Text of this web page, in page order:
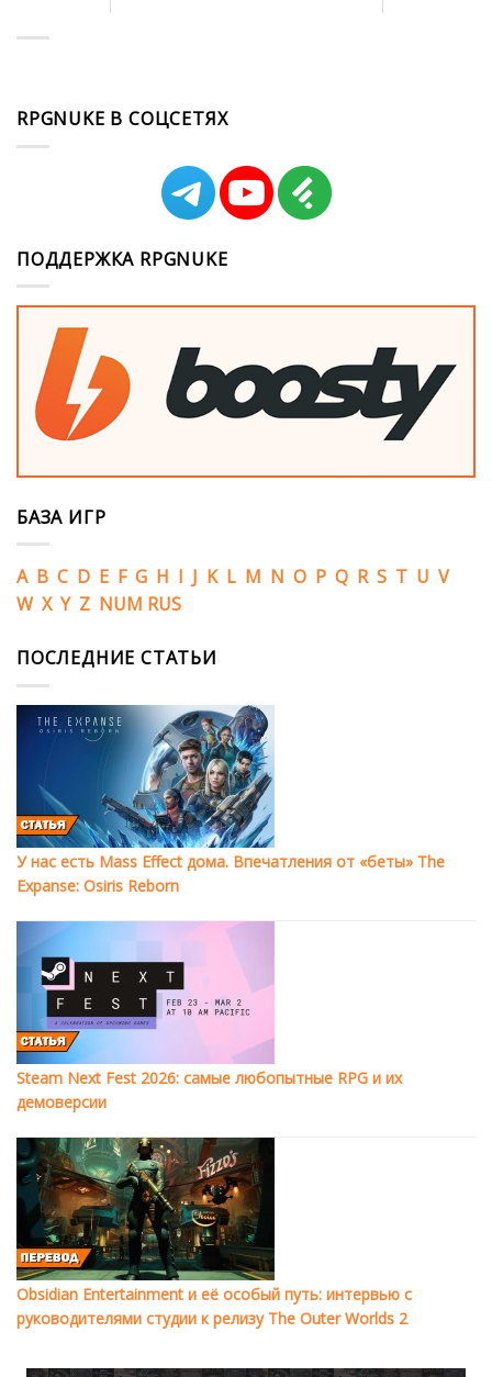
RPGNUKE В СОЦСЕТЯХ
ПОДДЕРЖКА RPGNUKE
БАЗА ИГР
A B C D E F G H I J K L M N O P Q R S T U V
W X Y Z NUM RUS
ПОСЛЕДНИЕ СТАТЬИ
У нас есть Mass Effect дома. Впечатления от «беты» The
Expanse: Osiris Reborn
Steam Next Fest 2026: самые любопытные RPG и их
демоверсии
Obsidian Entertainment и её особый путь: интервью с
руководителями студии к релизу The Outer Worlds 2